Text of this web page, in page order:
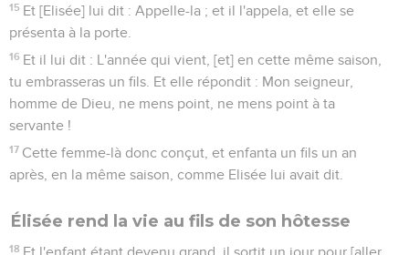
15 Et [Elisée] lui dit : Appelle-la ; et il l'appela, et elle se
présenta à la porte.
16 Et il lui dit : L'année qui vient, [et] en cette même saison,
tu embrasseras un fils. Et elle répondit : Mon seigneur,
homme de Dieu, ne mens point, ne mens point à ta
servante !
17 Cette femme-là donc conçut, et enfanta un fils un an
après, en la même saison, comme Elisée lui avait dit.
Élisée rend la vie au fils de son hôtesse
18 Et l'enfant étant devenu grand, il sortit un jour pour [aller